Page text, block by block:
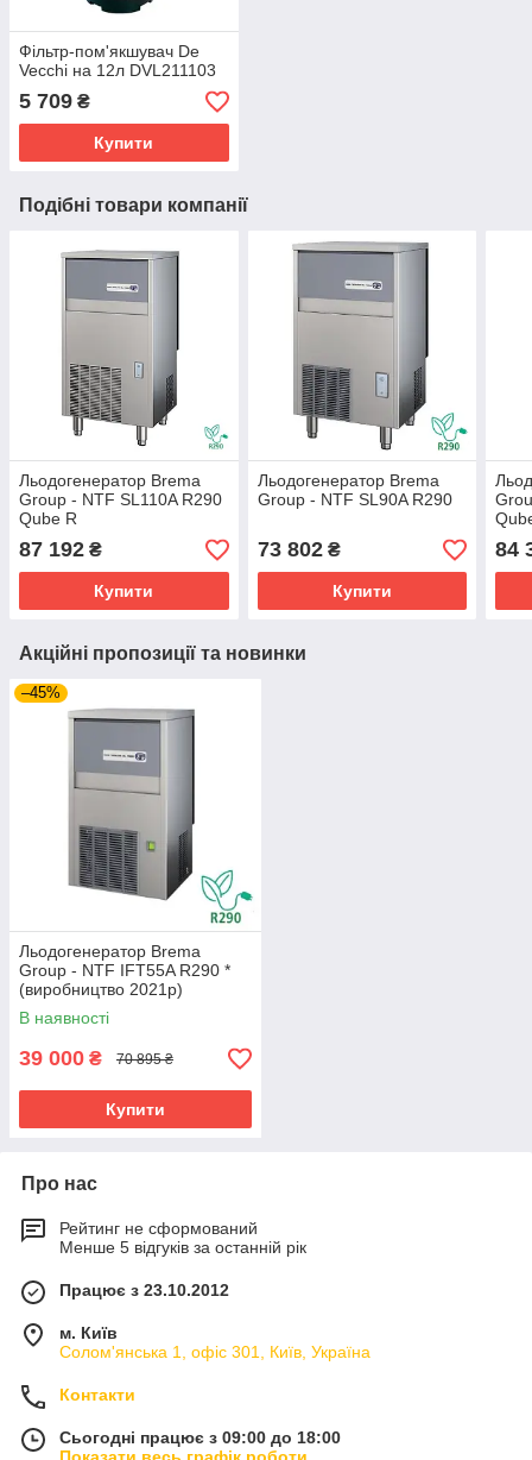
Фільтр-пом'якшувач De
Vecchi на 12л DVL211103
5 709 ₴
Купити
Подібні товари компанії
Льодогенератор Brema
Group - NTF SL110A R290
Qube R
87 192 ₴
Купити
Льодогенератор Brema
Group - NTF SL90A R290
73 802₴
Купити
84
Акційні пропозиції та новинки
–45%
Льодогенератор Brema
Group - NTF IFT55A R290 *
(виробництво 2021р)
В наявності
39 000 ₴ 70 895 ₴
Купити
Про нас
Рейтинг не сформований
Менше 5 відгуків за останній рік
Працює з 23.10.2012
м. Київ
Солом'янська 1, офіс 301, Київ, Україна
Контакти
Сьогодні працює з 09:00 до 18:00